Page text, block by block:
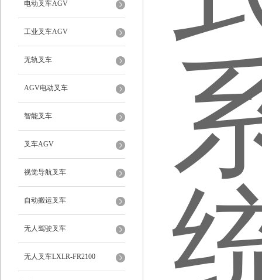
电动叉车AGV
工业叉车AGV
无轨叉车
AGV电动叉车
智能叉车
叉车AGV
视觉导航叉车
自动搬运叉车
无人驾驶叉车
无人叉车LXLR-FR2100